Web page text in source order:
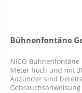
Bühnenfontäne
NICO
Meter hoch und mit
Anzünder sind